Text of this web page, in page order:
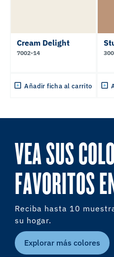
Cream Delight
7002-14
Añadir ficha al carrito
VEA SUS
FAVORITOS
Reciba hasta 10
su hogar.
Explorar más colores